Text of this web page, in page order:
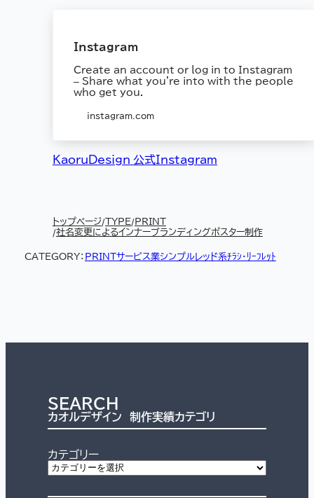
Instagram
Create an account or log in to Instagram
– Share what you're into with the people
who get you.
instagram.com
KaoruDesign 公式Instagram
トップページ TYPE PRINT
社名変更によるインナーブランディングポスター制作
CATEGORY： PRINTサービス業シンプルレッド系ﾁﾗｼ・ﾘｰﾌﾚｯﾄ
SEARCH
カオルデザイン 制作実績カテゴリ
カテゴリー